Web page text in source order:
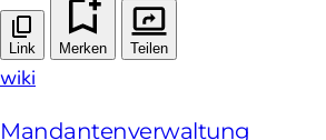
Link Merken Teilen
wiki
Mandantenverwaltung